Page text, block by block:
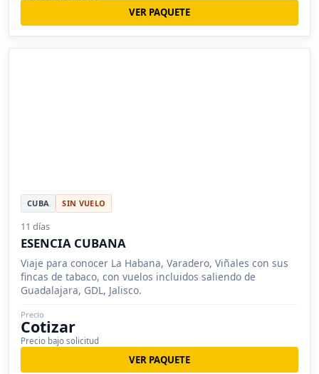
VER PAQUETE
CUBA SIN VUELO
11 días
ESENCIA CUBANA
Viaje para conocer La Habana, Varadero, Viñales con sus
fincas de tabaco, con vuelos incluidos saliendo de
Guadalajara, GDL, Jalisco.
Precio
Cotizar
Precio bajo solicitud
VER PAQUETE